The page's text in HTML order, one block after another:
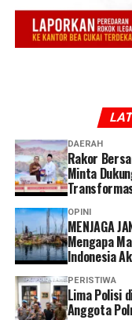
daerah dalam
bersama Bulog
DAERAH
Rakor
Minta
OPINI
MENJAGA
Mengapa
Indonesia
PERISTIWA
Lima Polisi
Anggota